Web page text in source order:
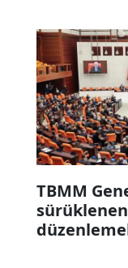
TBMM